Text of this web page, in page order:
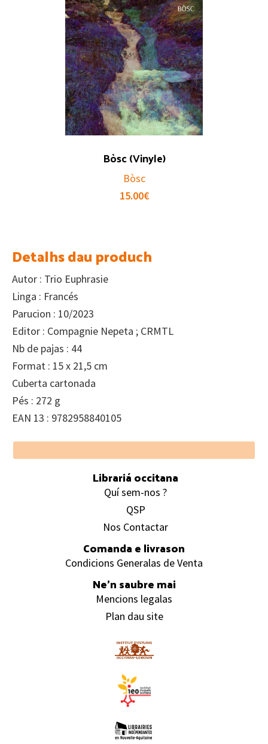
Bòsc (Vinyle)
Bòsc
15.00€
Detalhs dau produch
Autor : Trio Euphrasie
Linga : Francés
Parucion : 10/2023
Editor : Compagnie Nepeta ; CRMTL
Nb de pajas : 44
Format : 15 x 21,5 cm
Cuberta cartonada
Pés : 272 g
EAN 13 : 9782958840105
Footer
Librariá occitana
Quí sem-nos ?
QSP
Nos Contactar
Comanda e livrason
Condicions Generalas de Venta
Ne’n saubre mai
Mencions legalas
Plan dau site